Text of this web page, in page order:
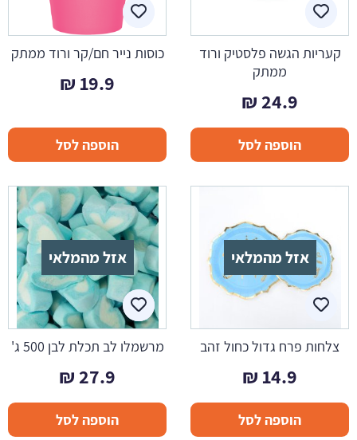
קעריות הגשה פלסטיק ורוד
ממתק
24.9
₪
הוספה לסל
כוסות נייר חם/קר ורוד ממתק
19.9
₪
הוספה לסל
אזל מהמלאי
צלחות פרח גדול כחול זהב
14.9
₪
הוספה לסל
אזל מהמלאי
מרשמלו לב תכלת לבן 500 ג'
27.9
₪
הוספה לסל